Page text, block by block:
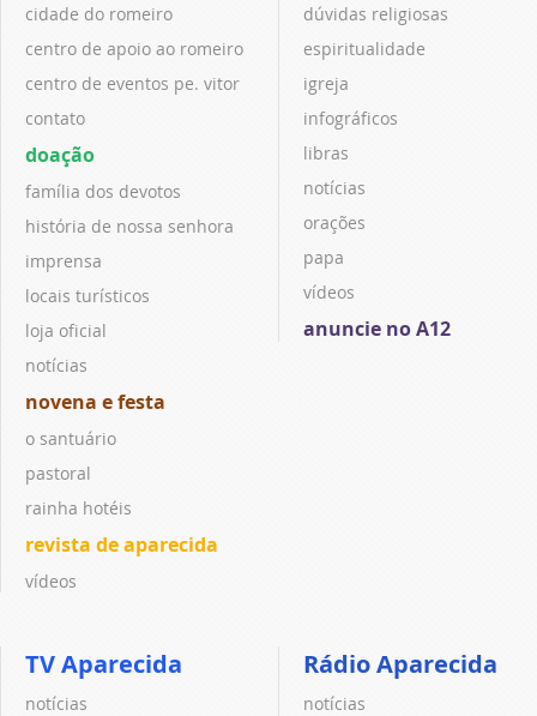
cidade do romeiro
centro de apoio ao romeiro
centro de eventos pe. vitor
contato
doação
família dos devotos
história de nossa senhora
imprensa
locais turísticos
loja oficial
notícias
novena e festa
o santuário
pastoral
rainha hotéis
revista de aparecida
vídeos
dúvidas religiosas
espiritualidade
igreja
infográficos
libras
notícias
orações
papa
vídeos
anuncie no A12
TV Aparecida
notícias
Rádio Aparecida
notícias